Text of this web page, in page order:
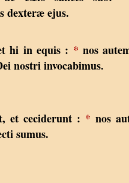
dexteræ ejus.
hi in equis : * nos
nostri invocabimus.
et ceciderunt : * nos
sumus.